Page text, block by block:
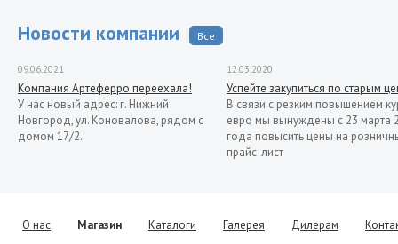
Новости компании Все
09.06.2021
Компания Артеферро переехала!
У нас новый адрес: г. Нижний
Новгород, ул. Коновалова, рядом с
домом 17/2.
12.03.2020
Успейте закупиться по старым
В связи с резким повышением
евро мы вынуждены с 23 марта
года повысить цены на
прайс-лист
Уважаемые клиенты! Представляем
Вашему вниманию распродажу
О нас Магазин Каталоги Галерея Дилерам